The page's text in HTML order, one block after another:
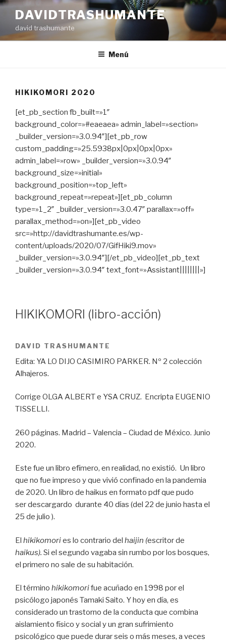
Ir
contenido
DAVIDTRASHUMANTE
david trashumante
Menú
HIKIKOMORI 2020
[et_pb_section fb_built=»1″
background_color=»#eaeaea» admin_label=»section»
_builder_version=»3.0.94″][et_pb_row
custom_padding=»25.5938px|0px|0px|0px»
admin_label=»row» _builder_version=»3.0.94″
background_size=»initial»
background_position=»top_left»
background_repeat=»repeat»][et_pb_column
type=»1_2″ _builder_version=»3.0.47″ parallax=»off»
parallax_method=»on»][et_pb_video
src=»http://davidtrashumante.es/wp-
content/uploads/2020/07/GifHiki9.mov»
_builder_version=»3.0.94″][/et_pb_video][et_pb_text
_builder_version=»3.0.94″ text_font=»Assistant||||||||»]
HIKIKOMORI (libro-acción)
DAVID TRASHUMANTE
Edita: YA LO DIJO CASIMIRO PARKER. Nº 2 colección
Alhajeros.
Corrige OLGA ALBERT e YSA CRUZ. Encripta EUGENIO
TISSELLI.
260 páginas. Madrid – Valencia – Ciudad de México. Junio
2020.
Este fue un libro efímero, en realidad, no existió. Un libro
que no fue impreso y que vivió confinado en la pandemia
de 2020. Un libro de haikus en formato pdf que pudo
serdescargardo durante 40 días (del 22 de junio hasta el
25 de julio ).
El hikikomories lo contrario del haijin (escritor de
haikus). Si el segundo vagaba sin rumbo por los bosques,
el primero no sale de su habitación.
El término hikikomorifue acuñado en 1998 por el
psicólogo japonés Tamaki Saito. Y hoy en día, es
considerado un trastorno de la conducta que combina
aislamiento físico y social y un gran sufrimiento
psicológico que puede durar seis o más meses, a veces